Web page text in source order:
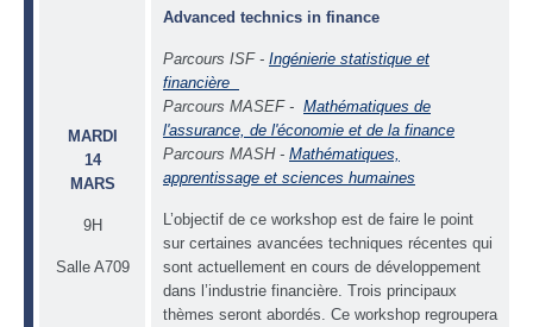
MARDI
14
MARS
9H
Salle A709
Advanced technics in finance
Parcours ISF - Ingénierie statistique et
financière
Parcours MASEF - Mathématiques de
l'assurance, de l'économie et de la finance
Parcours MASH - Mathématiques,
apprentissage et sciences humaines
L’objectif de ce workshop est de faire le point
sur certaines avancées techniques récentes qui
sont actuellement en cours de développement
dans l’industrie financière. Trois principaux
thèmes seront abordés. Ce workshop regroupera